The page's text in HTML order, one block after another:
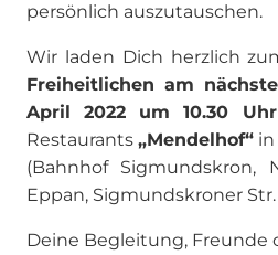
persönlich auszutauschen.
Wir laden Dich herzlich
Freiheitlichen am
April 2022 um 10.30 Uhr
Restaurants „Mendelhof“ in
(Bahnhof Sigmundskron,
Eppan, Sigmundskroner Str.
Deine Begleitung, Freunde